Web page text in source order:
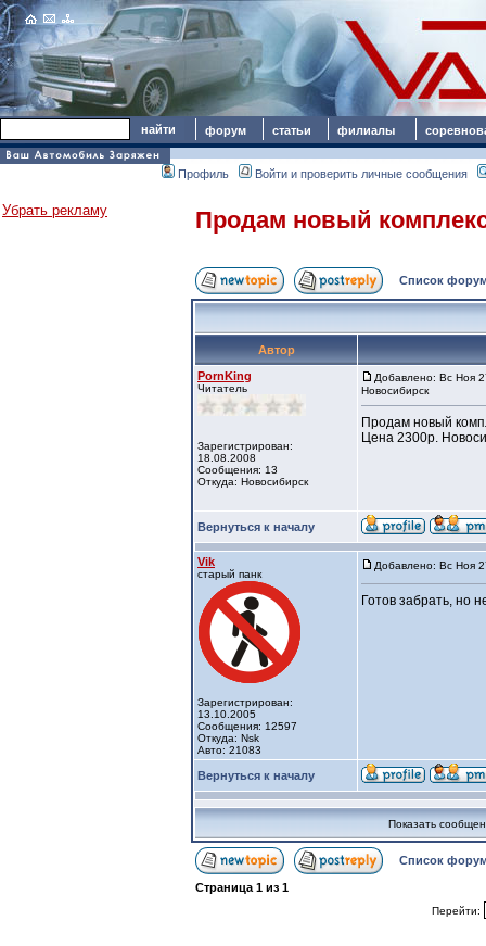
форум статьи филиалы
Профиль Войти и проверить личные сообщения
Убрать рекламу Продам новый
Список
Автор
PornKing
Читатель
Зарегистрирован:
18.08.2008
Сообщения: 13
Откуда: Новосибирск
Добавлено: Вс Ноя
Новосибирск
Продам новый
Цена 2300р.
Вернуться к началу
Vik
старый панк
Зарегистрирован:
13.10.2005
Сообщения: 12597
Откуда: Nsk
Авто: 21083
Добавлено: Вс Ноя
Готов забрать, но
Вернуться к началу
Показать
Список
Страница 1 из 1
Перейти: